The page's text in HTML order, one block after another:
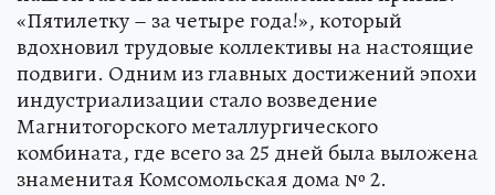
«Пятилетку – за четыре года!», который
вдохновил трудовые коллективы на настоящие
подвиги. Одним из главных достижений эпохи
индустриализации стало возведение
Магнитогорского металлургического
комбината, где всего за 25 дней была выложена
знаменитая Комсомольская дома № 2.